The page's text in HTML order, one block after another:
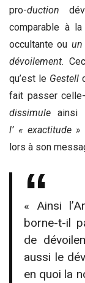
pro-duction
comparable à la
occultante ou un
dévoilement.
qu’est le Gestell
fait passer
dissimule ainsi
l’ « exactitude »
lors à son
« Ainsi
borne-t-il
de
aussi le
en quoi la